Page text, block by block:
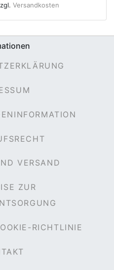
Versandkosten
VERSAND
ZUR
RICHTLINIE